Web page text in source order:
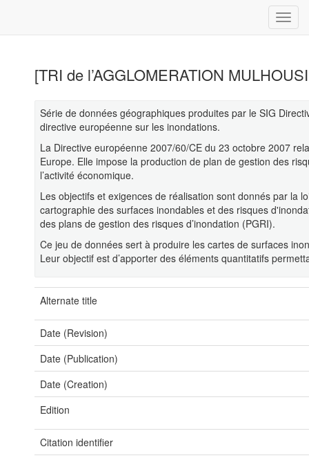
[TRI de l’AGGLOMERATION
Série de données géographiques produites par le SIG
directive européenne sur les inondations.
La Directive européenne 2007/60/CE du 23 octobre 2007
Europe. Elle impose la production de plan de gestion des
l’activité économique.
Les objectifs et exigences de réalisation sont donnés par la
cartographie des surfaces inondables et des risques
des plans de gestion des risques d’inondation (PGRI).
Ce jeu de données sert à produire les cartes de surfaces
Leur objectif est d’apporter des éléments quantitatifs
Alternate title
Date (Revision)
Date (Publication)
Date (Creation)
Edition
Citation identifier